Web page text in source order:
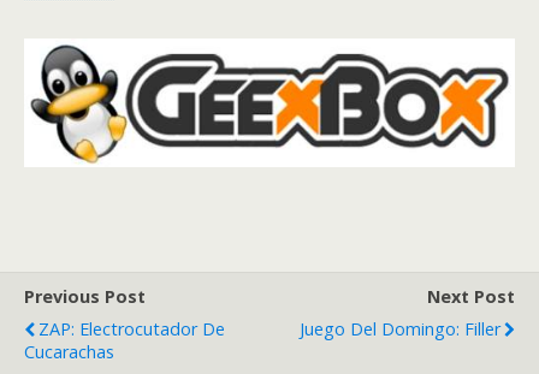
Previous Post
ZAP: Electrocutador De
Cucarachas
Next Post
Juego Del Domingo: Filler